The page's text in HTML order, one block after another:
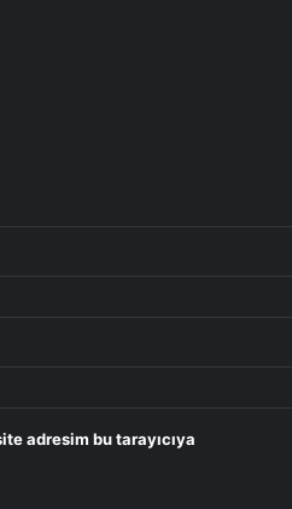
adresim bu tarayıcıya